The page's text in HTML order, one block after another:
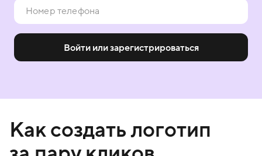
Войти или зарегистрироваться
Как создать логотип